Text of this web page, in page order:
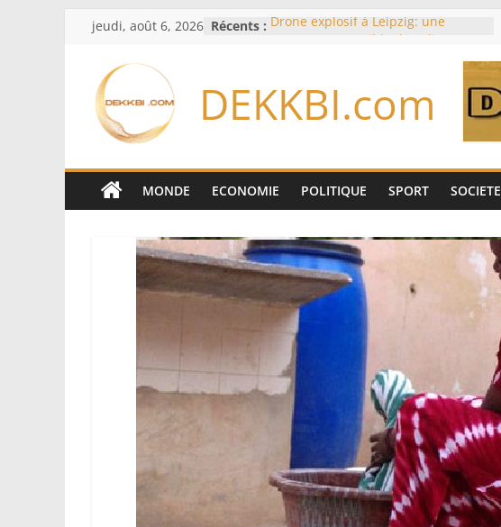
Passer
contenu
jeudi, août 6, 2026 Récents : Drone explosif à Leipzig: une
«des puissances étrangères», selon
Bourse : l’Europe bat toujours des
records dans l’espoir d’un accord
légendaires
France – Algérie: l’affaire Mehdi
Laribi relance la coopération
Cameroun: pourquoi un
remaniement au sommet de
l’armée alors que Paul Biya est hors
du pays
DEKKBI.com
MONDE ECONOMIE POLITIQUE SPORT SOCIETE